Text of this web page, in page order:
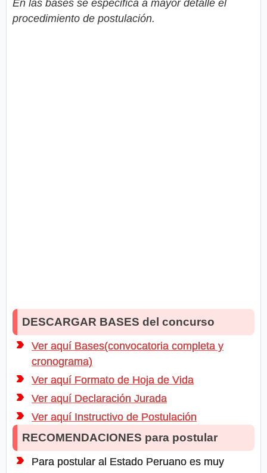
En las bases se especifica a mayor detalle el
procedimiento de postulación.
DESCARGAR BASES del concurso
Ver aquí Bases(convocatoria completa y
cronograma)
Ver aquí Formato de Hoja de Vida
Ver aquí Declaración Jurada
Ver aquí Instructivo de Postulación
RECOMENDACIONES para postular
Para postular al Estado Peruano es muy